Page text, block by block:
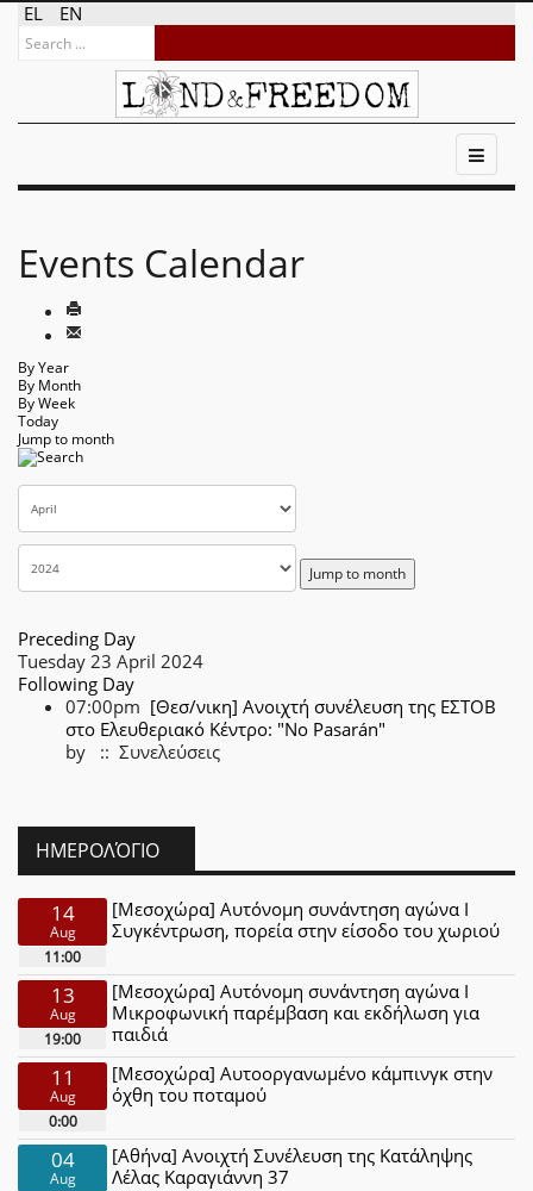
EL EN
Events Calendar
By Year
By Month
By Week
Today
Jump to month
Jump to month
Preceding Day
Tuesday 23 April 2024
Following Day
07:00pm [Θεσ/νικη] Ανοιχτή συνέλευση της ΕΣΤΟΒ
στο Ελευθεριακό Κέντρο: "No Pasarán"
by
:: Συνελεύσεις
ΗΜΕΡΟΛΌΓΙΟ
14
Aug
11:00
[Μεσοχώρα] Αυτόνομη συνάντηση αγώνα Ι
Συγκέντρωση, πορεία στην είσοδο του χωριού
13
Aug
19:00
[Μεσοχώρα] Αυτόνομη συνάντηση αγώνα Ι
Μικροφωνική παρέμβαση και εκδήλωση για
παιδιά
11
Aug
0:00
[Μεσοχώρα] Αυτοοργανωμένο κάμπινγκ στην
όχθη του ποταμού
04
Aug
[Αθήνα] Ανοιχτή Συνέλευση της Κατάληψης
Λέλας Καραγιάννη 37